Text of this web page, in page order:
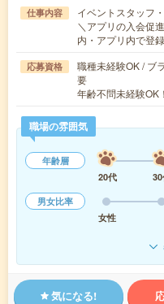
仕事内容
イベントスタッフ
＼アプリの入会促
内・アプリ内で登
応募資格
職種未経験OK / ブ
要
年齢不問未経験OK！
職場の雰囲気
年齢層
20代
男女比率
女性
気になる!